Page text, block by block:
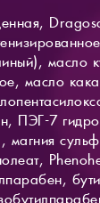
масло
масло
ПЭГ-7
магния